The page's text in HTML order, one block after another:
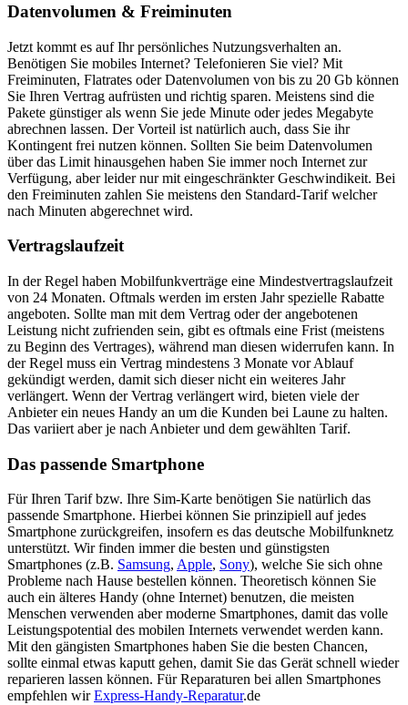
Datenvolumen & Freiminuten
Jetzt kommt es auf Ihr persönliches Nutzungsverhalten an.
Benötigen Sie mobiles Internet? Telefonieren Sie viel? Mit
Freiminuten, Flatrates oder Datenvolumen von bis zu 20 Gb können
Sie Ihren Vertrag aufrüsten und richtig sparen. Meistens sind die
Pakete günstiger als wenn Sie jede Minute oder jedes Megabyte
abrechnen lassen. Der Vorteil ist natürlich auch, dass Sie ihr
Kontingent frei nutzen können. Sollten Sie beim Datenvolumen
über das Limit hinausgehen haben Sie immer noch Internet zur
Verfügung, aber leider nur mit eingeschränkter Geschwindikeit. Bei
den Freiminuten zahlen Sie meistens den Standard-Tarif welcher
nach Minuten abgerechnet wird.
Vertragslaufzeit
In der Regel haben Mobilfunkverträge eine Mindestvertragslaufzeit
von 24 Monaten. Oftmals werden im ersten Jahr spezielle Rabatte
angeboten. Sollte man mit dem Vertrag oder der angebotenen
Leistung nicht zufrienden sein, gibt es oftmals eine Frist (meistens
zu Beginn des Vertrages), während man diesen widerrufen kann. In
der Regel muss ein Vertrag mindestens 3 Monate vor Ablauf
gekündigt werden, damit sich dieser nicht ein weiteres Jahr
verlängert. Wenn der Vertrag verlängert wird, bieten viele der
Anbieter ein neues Handy an um die Kunden bei Laune zu halten.
Das variiert aber je nach Anbieter und dem gewählten Tarif.
Das passende Smartphone
Für Ihren Tarif bzw. Ihre Sim-Karte benötigen Sie natürlich das
passende Smartphone. Hierbei können Sie prinzipiell auf jedes
Smartphone zurückgreifen, insofern es das deutsche Mobilfunknetz
unterstützt. Wir finden immer die besten und günstigsten
Smartphones (z.B. Samsung, Apple, Sony), welche Sie sich ohne
Probleme nach Hause bestellen können. Theoretisch können Sie
auch ein älteres Handy (ohne Internet) benutzen, die meisten
Menschen verwenden aber moderne Smartphones, damit das volle
Leistungspotential des mobilen Internets verwendet werden kann.
Mit den gängisten Smartphones haben Sie die besten Chancen,
sollte einmal etwas kaputt gehen, damit Sie das Gerät schnell wieder
reparieren lassen können. Für Reparaturen bei allen Smartphones
empfehlen wirExpress-Handy-Reparatur.de